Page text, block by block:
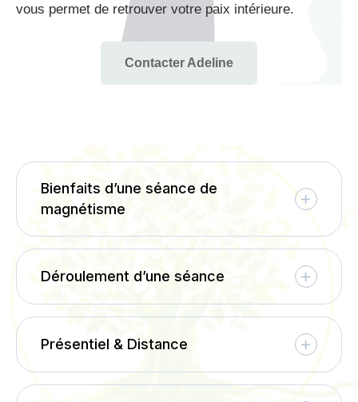
vous permet de retrouver votre paix intérieure.
Contacter Adeline
Bienfaits d’une séance de
magnétisme
Déroulement d’une séance
Présentiel & Distance